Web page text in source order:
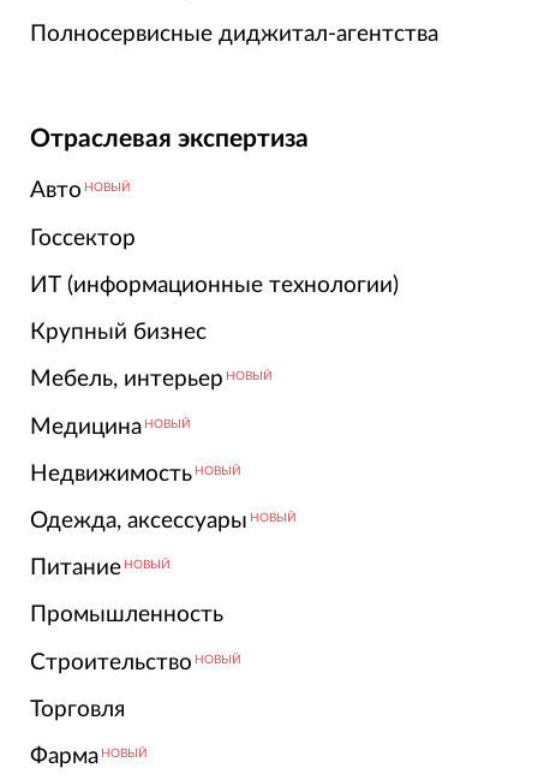
Полносервисные диджитал-агентства
Отраслевая экспертиза
Авто НОВЫЙ
Госсектор
ИТ (информационные технологии)
Крупный бизнес
Мебель, интерьер НОВЫЙ
Медицина НОВЫЙ
Недвижимость НОВЫЙ
Одежда, аксессуары НОВЫЙ
Питание НОВЫЙ
Промышленность
Строительство НОВЫЙ
Торговля
Фарма НОВЫЙ